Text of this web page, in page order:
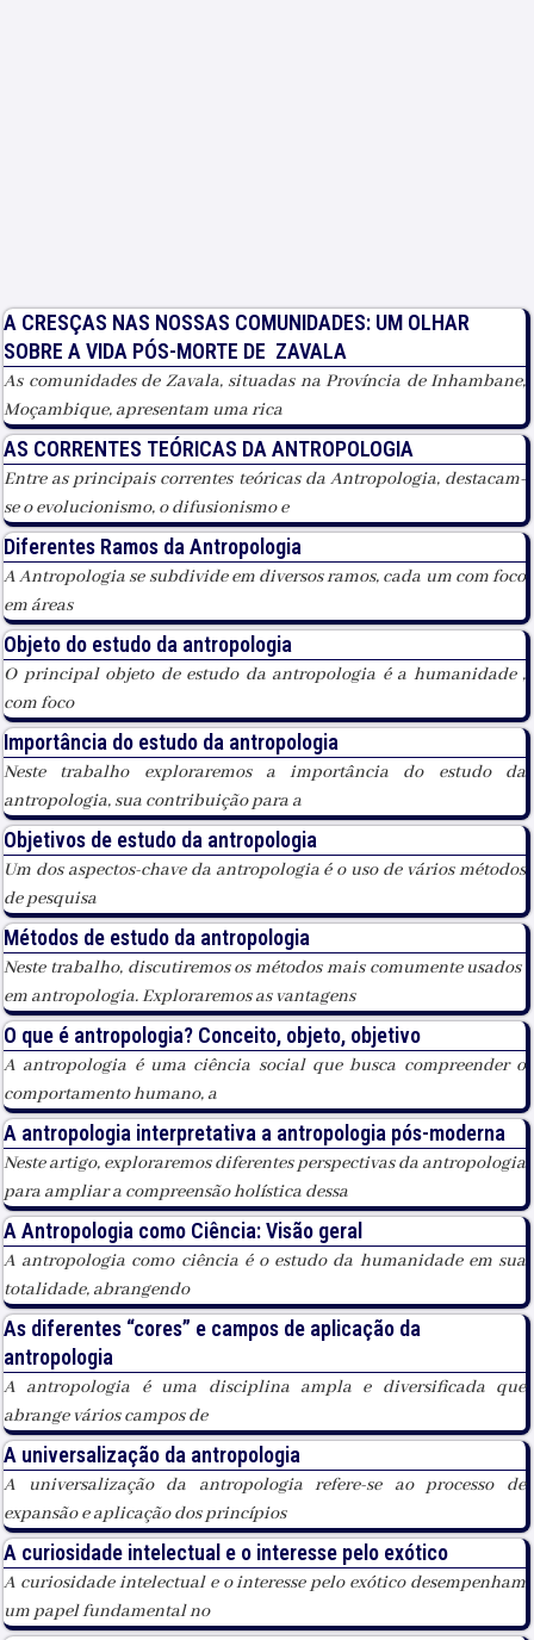
A CRESÇAS NAS NOSSAS COMUNIDADES: UM OLHAR
SOBRE A VIDA PÓS-MORTE DE ZAVALA
As comunidades de Zavala, situadas na Província de Inhambane,
Moçambique, apresentam uma rica
AS CORRENTES TEÓRICAS DA ANTROPOLOGIA
Entre as principais correntes teóricas da Antropologia, destacam-
se o evolucionismo, o difusionismo e
Diferentes Ramos da Antropologia
A Antropologia se subdivide em diversos ramos, cada um com foco
em áreas
Objeto do estudo da antropologia
O principal objeto de estudo da antropologia é a humanidade ,
com foco
Importância do estudo da antropologia
Neste trabalho exploraremos a importância do estudo da
antropologia, sua contribuição para a
Objetivos de estudo da antropologia
Um dos aspectos-chave da antropologia é o uso de vários métodos
de pesquisa
Métodos de estudo da antropologia
Neste trabalho, discutiremos os métodos mais comumente usados ​​
em antropologia. Exploraremos as vantagens
O que é antropologia? Conceito, objeto, objetivo
A antropologia é uma ciência social que busca compreender o
comportamento humano, a
A antropologia interpretativa a antropologia pós-moderna
Neste artigo, exploraremos diferentes perspectivas da antropologia
para ampliar a compreensão holística dessa
A Antropologia como Ciência: Visão geral
A antropologia como ciência é o estudo da humanidade em sua
totalidade, abrangendo
As diferentes “cores” e campos de aplicação da
antropologia
A antropologia é uma disciplina ampla e diversificada que
abrange vários campos de
A universalização da antropologia
A universalização da antropologia refere-se ao processo de
expansão e aplicação dos princípios
A curiosidade intelectual e o interesse pelo exótico
A curiosidade intelectual e o interesse pelo exótico desempenham
um papel fundamental no